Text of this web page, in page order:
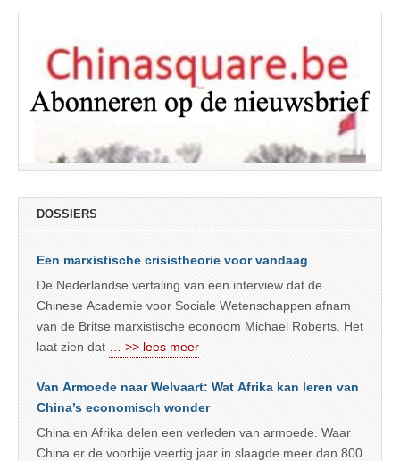
DOSSIERS
Een marxistische crisistheorie voor vandaag
De Nederlandse vertaling van een interview dat de
Chinese Academie voor Sociale Wetenschappen afnam
van de Britse marxistische econoom Michael Roberts. Het
laat zien dat
… >> lees meer
Van Armoede naar Welvaart: Wat Afrika kan leren van
China’s economisch wonder
China en Afrika delen een verleden van armoede. Waar
China er de voorbije veertig jaar in slaagde meer dan 800